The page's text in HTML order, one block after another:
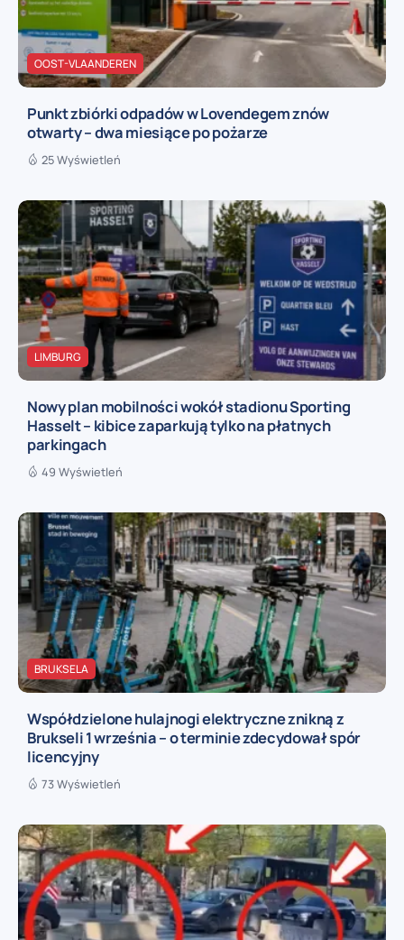
OOST-VLAANDEREN
Punkt zbiórki odpadów w Lovendegem znów
otwarty – dwa miesiące po pożarze
25 Wyświetleń
LIMBURG
Nowy plan mobilności wokół stadionu Sporting
Hasselt – kibice zaparkują tylko na płatnych
parkingach
49 Wyświetleń
BRUKSELA
Współdzielone hulajnogi elektryczne znikną z
Brukseli 1 września – o terminie zdecydował spór
licencyjny
73 Wyświetleń